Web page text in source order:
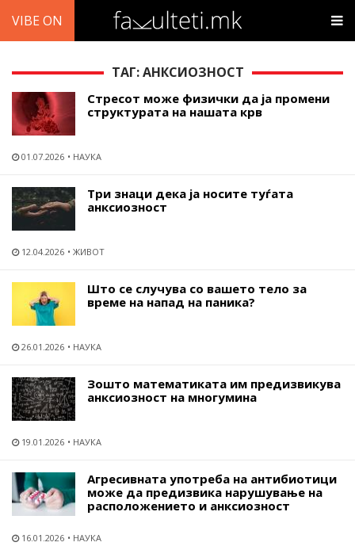
VIBE ON
ТАГ: АНКСИОЗНОСТ
Стресот може физички да ја промени
структурата на нашата крв
01.07.2026 НАУКА
Три знаци дека ја носите туѓата
анксиозност
12.04.2026 ЖИВОТ
Што се случува со вашето тело за
време на напад на паника?
26.01.2026 НАУКА
Зошто математиката им предизвикува
анксиозност на многумина
19.01.2026 НАУКА
Агресивната употреба на антибиотици
може да предизвика нарушување на
расположението и анксиозност
16.01.2026 НАУКА